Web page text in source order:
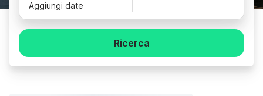
Aggiungi date
Ricerca